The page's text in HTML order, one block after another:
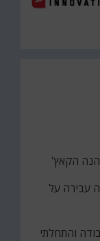
עבירה על
והתחלתי